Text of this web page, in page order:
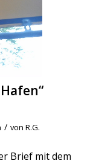
/ von R.G.
Brief mit dem